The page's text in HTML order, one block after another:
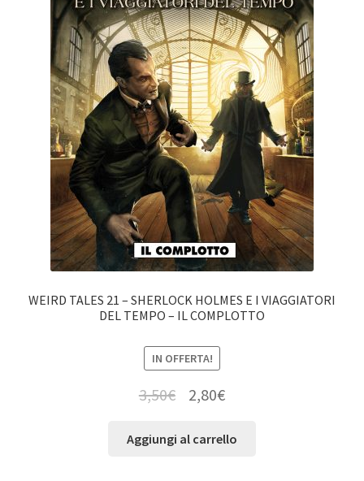
WEIRD TALES 21 – SHERLOCK HOLMES E I VIAGGIATORI
DEL TEMPO – IL COMPLOTTO
IN OFFERTA!
3,50€ 2,80€
Aggiungi al carrello